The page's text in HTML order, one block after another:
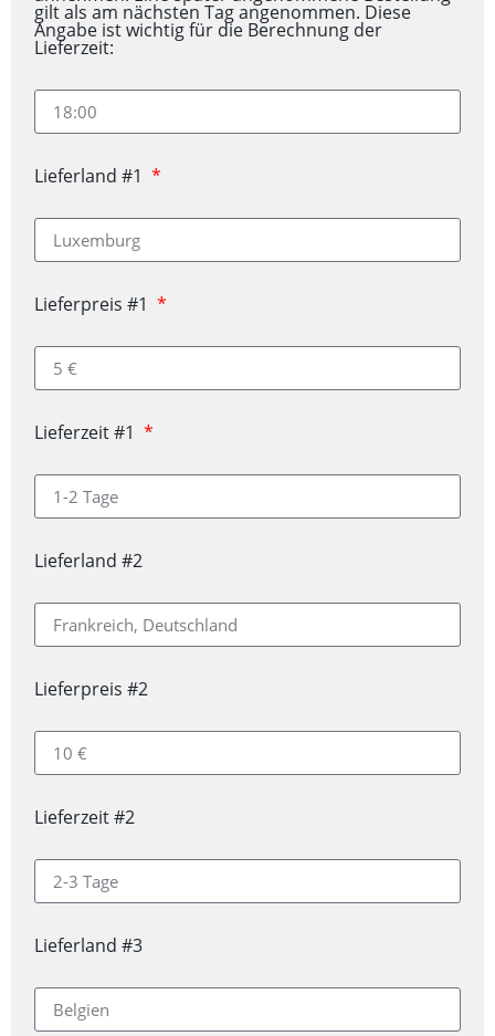
gilt als am nächsten Tag angenommen. Diese
Angabe ist wichtig für die Berechnung der
Lieferzeit:
Lieferland #1
Lieferpreis #1
Lieferzeit #1
Lieferland #2
Lieferpreis #2
Lieferzeit #2
Lieferland #3